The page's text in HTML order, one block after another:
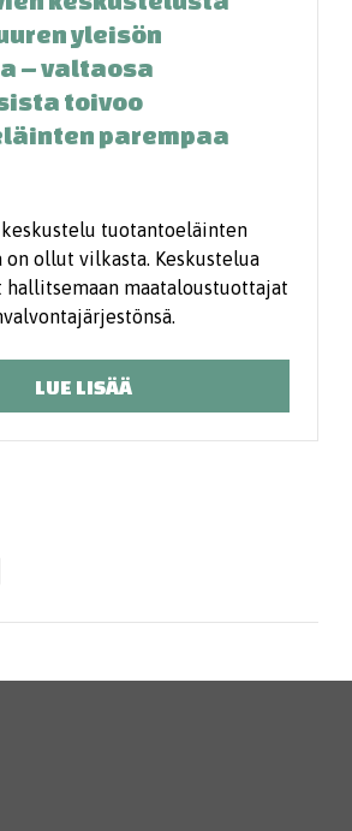
yleisön
– valtaosa
toivoo
parempaa
tuotantoeläinten
on ollut vilkasta. Keskustelua
maataloustuottajat
LUE LISÄÄ